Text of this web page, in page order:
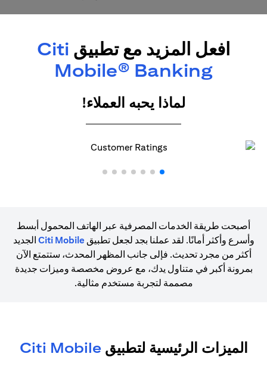
افعل المزيد مع تطبيق Citi
Mobile® Banking
لماذا يحبه العملاء!
أصبحت طريقة الخدمات المصرفية عبر الهاتف المحمول أبسط
وأسرع وأكثر أمانًا. لقد عملنا بجد لجعل تطبيقCiti Mobile الجديد
أكثر من مجرد تحديث. فإلى جانب المظهر المحدث، ستتمتع الآن
بمرونة أكبر في متناول يدك، مع عروض مخصصة وميزات جديدة
مصممة لتجربة مستخدم مثالية.
الميزات الرئيسية لتطبيقCiti Mobile